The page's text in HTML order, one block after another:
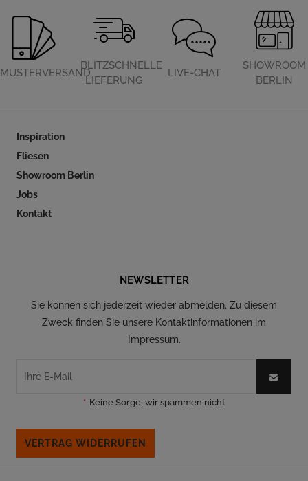
MUSTERVERSAND
BLITZSCHNELLE
LIEFERUNG
LIVE-CHAT
SHOWROOM
BERLIN
Inspiration
Fliesen
Showroom Berlin
Jobs
Kontakt
NEWSLETTER
Sie können sich jederzeit wieder abmelden. Zu diesem
Zweck finden Sie unsere Kontaktinformationen im
Impressum.
* Keine Sorge, wir spammen nicht
VERTRAG WIDERRUFEN